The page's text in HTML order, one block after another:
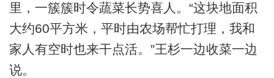
里，一簇簇时令蔬菜长势喜人。“这块地面积
大约60平方米，平时由农场帮忙打理，我和
家人有空时也来干点活。”王杉一边收菜一边
说。